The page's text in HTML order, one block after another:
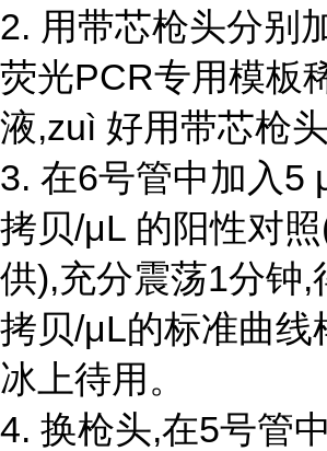
2. 用带芯枪头分别
荧光PCR专用模板
液,zuì 好用带芯枪头
3. 在6号管中加入5
拷贝/μL 的阳性对
供),充分震荡1分钟,
拷贝/μL的标准曲线
冰上待用。
4. 换枪头,在5号管